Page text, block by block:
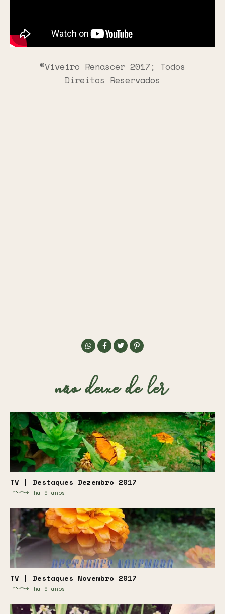
©Viveiro Renascer 2017; Todos
Direitos Reservados
não deixe de ler
TV | Destaques Dezembro 2017
há 9 anos
TV | Destaques Novembro 2017
há 9 anos